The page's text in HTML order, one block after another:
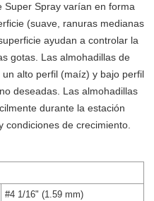
Super Spray varían en forma
(suave, ranuras medianas
ayudan a controlar la
gotas. Las almohadillas de
alto perfil (maíz) y bajo perfil
deseadas. Las almohadillas
durante la estación
condiciones de crecimiento.
#4 1/16" (1.59 mm)